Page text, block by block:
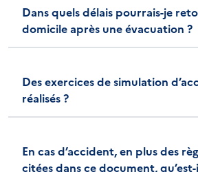
Dans quels délais pourrais-je
domicile après une évacuation ?
Des exercices de simulation
réalisés ?
En cas d’accident, en plus des
citées dans ce document,